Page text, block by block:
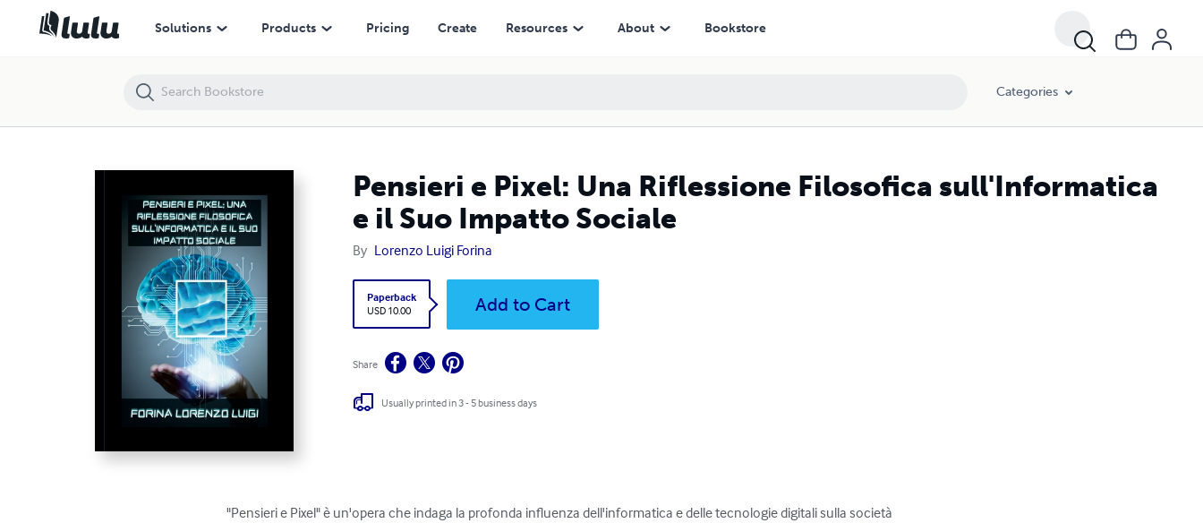
Solutions Products Pricing Create Resources About Bookstore
Categories
Pensieri e Pixel: Una Riflessione Filosofica sull'Informatica
e il Suo Impatto Sociale
By Lorenzo Luigi Forina
Paperback
USD 10.00
Add to Cart
Share
Usually printed in 3 - 5 business days
"Pensieri e Pixel" è un'opera che indaga la profonda influenza dell'informatica e delle tecnologie digitali sulla società
Pensieri e Pixel: Una Riflessione Filosofica sull'Informatica e il Suo Impatto Sociale